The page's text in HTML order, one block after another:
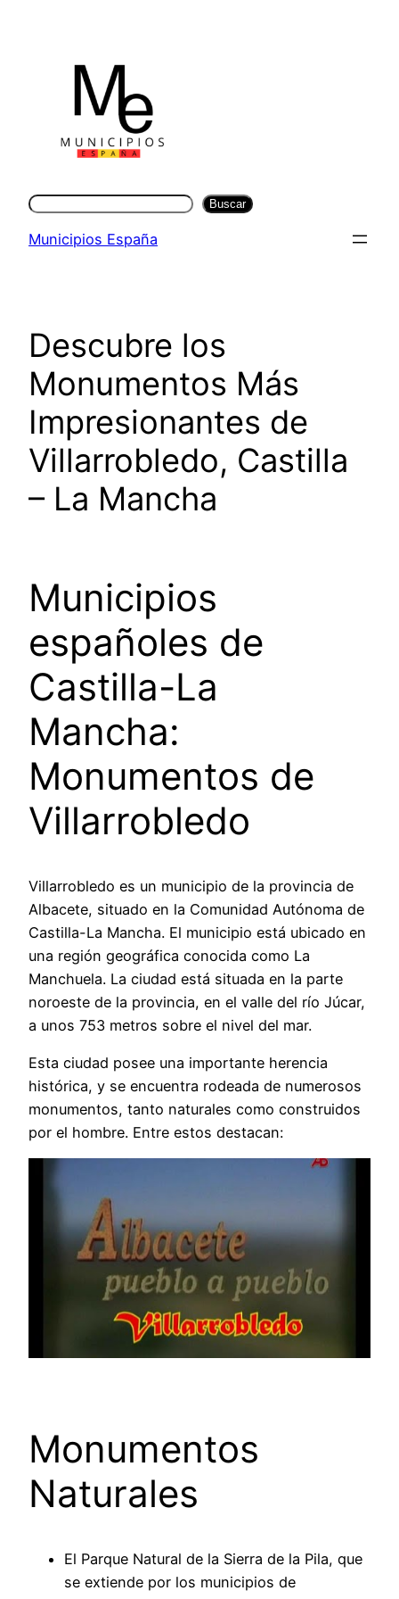
contenido
Buscar Buscar
Municipios España
Descubre los
Monumentos Más
Impresionantes de
Villarrobledo, Castilla
– La Mancha
Municipios
españoles de
Castilla-La
Mancha:
Monumentos de
Villarrobledo
Villarrobledo es un municipio de la provincia de
Albacete, situado en la Comunidad Autónoma de
Castilla-La Mancha. El municipio está ubicado en
una región geográfica conocida como La
Manchuela. La ciudad está situada en la parte
noroeste de la provincia, en el valle del río Júcar,
a unos 753 metros sobre el nivel del mar.
Esta ciudad posee una importante herencia
histórica, y se encuentra rodeada de numerosos
monumentos, tanto naturales como construidos
por el hombre. Entre estos destacan:
Monumentos
Naturales
El Parque Natural de la Sierra de la Pila, que
se extiende por los municipios de